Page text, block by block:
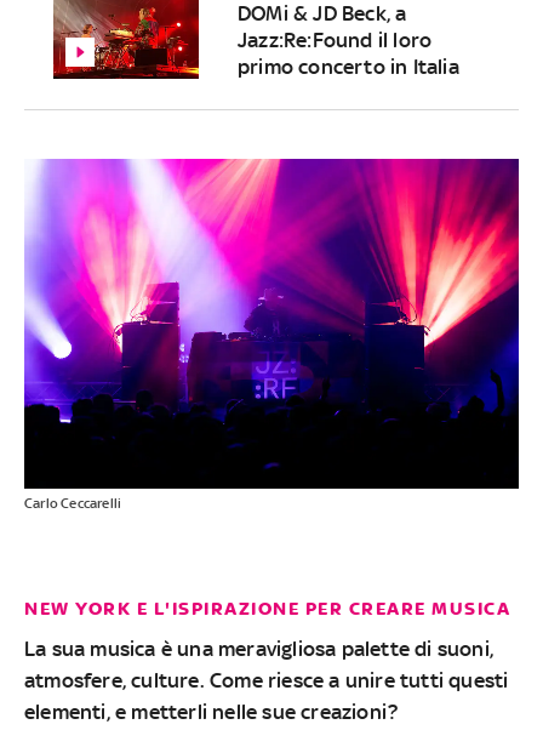
DOMi & JD Beck, a
Jazz:Re:Found il loro
primo concerto in Italia
Carlo Ceccarelli
NEW YORK E L'ISPIRAZIONE PER CREARE MUSICA
La sua musica è una meravigliosa palette di suoni,
atmosfere, culture. Come riesce a unire tutti questi
elementi, e metterli nelle sue creazioni?